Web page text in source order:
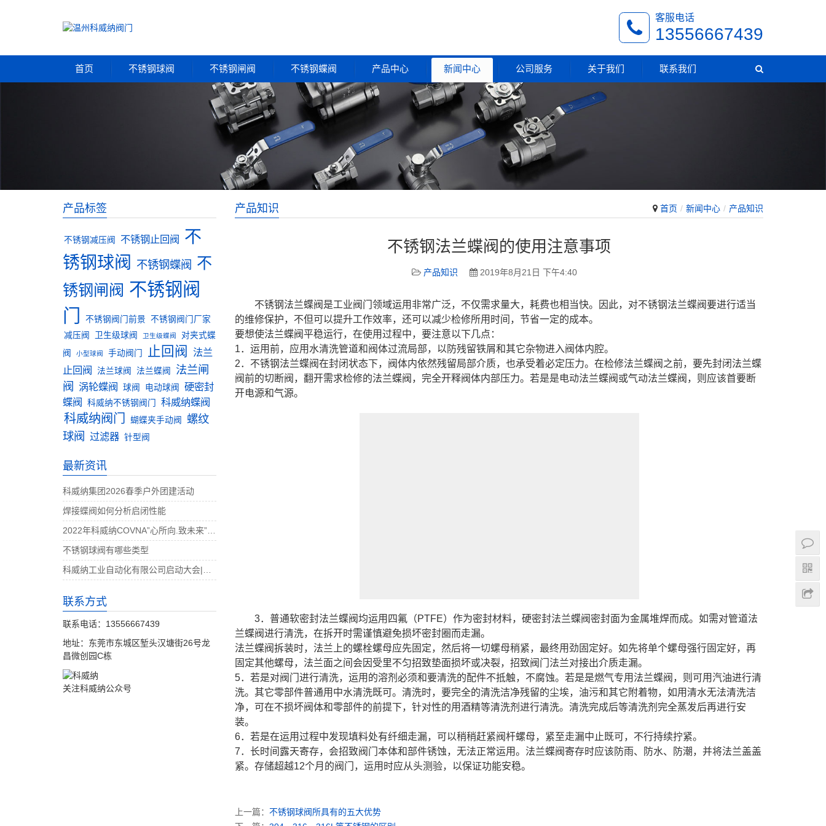
客服电话
13556667439
首页 不锈钢球阀 不锈钢闸阀 不锈钢蝶阀 产品中心 新闻中心 公司服务 关于我们 联系我们
首页 新闻中心 产品知识
产品知识
不锈钢法兰蝶阀的使用注意事项
产品知识 2019年8月21日 下午4:40
不锈钢法兰蝶阀是工业阀门领域运用非常广泛，不仅需求量大，耗费也相当快。因此，对不锈钢法兰蝶阀要进行适当
的维修保护，不但可以提升工作效率，还可以减少检修所用时间，节省一定的成本。
要想使法兰蝶阀平稳运行，在使用过程中，要注意以下几点：
1．运用前，应用水清洗管道和阀体过流局部，以防残留铁屑和其它杂物进入阀体内腔。
2．不锈钢法兰蝶阀在封闭状态下，阀体内依然残留局部介质，也承受着必定压力。在检修法兰蝶阀之前，要先封闭法兰蝶
阀前的切断阀，翻开需求检修的法兰蝶阀，完全开释阀体内部压力。若是是电动法兰蝶阀或气动法兰蝶阀，则应该首要断
开电源和气源。
3．普通软密封法兰蝶阀均运用四氟（PTFE）作为密封材料，硬密封法兰蝶阀密封面为金属堆焊而成。如需对管道法
兰蝶阀进行清洗，在拆开时需谨慎避免损坏密封圈而走漏。
法兰蝶阀拆装时，法兰上的螺栓螺母应先固定，然后将一切螺母稍紧，最终用劲固定好。如先将单个螺母强行固定好，再
固定其他螺母，法兰面之间会因受里不匀招致垫面损坏或决裂，招致阀门法兰对接出介质走漏。
5．若是对阀门进行清洗，运用的溶剂必须和要清洗的配件不抵触，不腐蚀。若是是燃气专用法兰蝶阀，则可用汽油进行清
洗。其它零部件普通用中水清洗既可。清洗时，要完全的清洗洁净残留的尘埃，油污和其它附着物，如用清水无法清洗洁
净，可在不损坏阀体和零部件的前提下，针对性的用酒精等清洗剂进行清洗。清洗完成后等清洗剂完全蒸发后再进行安
装。
6．若是在运用过程中发现填料处有纤细走漏，可以稍稍赶紧阀杆螺母，紧至走漏中止既可，不行持续拧紧。
7．长时间露天寄存，会招致阀门本体和部件锈蚀，无法正常运用。法兰蝶阀寄存时应该防雨、防水、防潮，并将法兰盖盖
紧。存储超越12个月的阀门，运用时应从头测验，以保证功能安稳。
上一篇： 不锈钢球阀所具有的五大优势
产品标签
不锈钢减压阀 不锈钢止回阀
不
锈钢球阀
不锈钢蝶阀 不
锈钢闸阀 不锈钢阀
门
不锈钢阀门前景 不锈钢阀门厂家
减压阀
卫生级球阀 卫生级蝶阀
对夹式蝶
阀
小型球阀 手动阀门 止回阀
法兰
止回阀
法兰球阀 法兰蝶阀
法兰闸
阀 涡轮蝶阀 球阀 电动球阀
硬密封
蝶阀
科威纳不锈钢阀门 科威纳蝶阀
科威纳阀门 蝴蝶夹手动阀
螺纹
球阀 过滤器 针型阀
最新资讯
科威纳集团2026春季户外团建活动
焊接蝶阀如何分析启闭性能
不锈钢球阀有哪些类型
联系方式
联系电话：13556667439
地址：东莞市东城区堑头汉塘街26号龙
昌微创园C栋
关注科威纳公众号